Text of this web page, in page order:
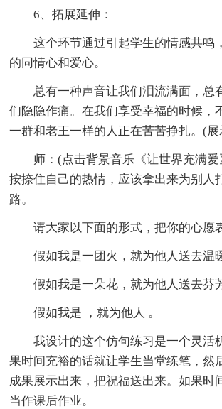
6、拓展延伸：
这个环节通过引起学生的情感共鸣
的同情心和爱心。
总有一种声音让我们泪流满面，总
们隐隐作痛。在我们享受幸福的时候，
一群和老王一样的人正在苦苦挣扎。(展
师：(点击背景音乐《让世界充满爱
按捺住自己的热情，应该拿出来为别人
路。
请大家以下面的形式，把你的心愿表
假如我是一团火，就为他人送去温
假如我是一朵花，就为他人送去芬
假如我是 ，就为他人 。
我设计的这个仿句练习是一个灵活
果时间充裕的话就让学生当堂练笔，然
成果展示出来，把祝福送出来。如果时
当作课后作业。